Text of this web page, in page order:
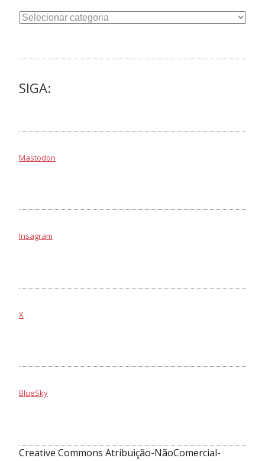
Categorias
SIGA:
Mastodon
Insagram
X
BlueSky
Creative Commons Atribuição-NãoComercial-